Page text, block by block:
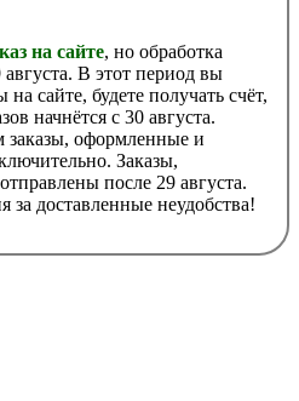
на сайте, но обработка
августа. В этот период вы
сайте, будете получать счёт,
начнётся с 30 августа.
оформленные и
Заказы,
после 29 августа.
доставленные неудобства!